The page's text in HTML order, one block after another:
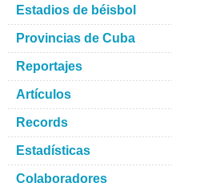
Estadios de béisbol
Provincias de Cuba
Reportajes
Artículos
Records
Estadísticas
Colaboradores